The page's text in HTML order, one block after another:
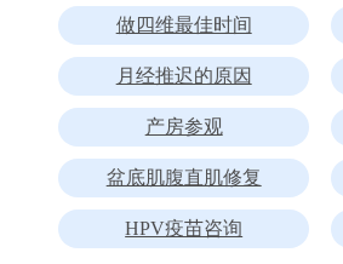
做四维最佳时间
月经推迟的原因
产房参观
盆底肌腹直肌修复
HPV疫苗咨询